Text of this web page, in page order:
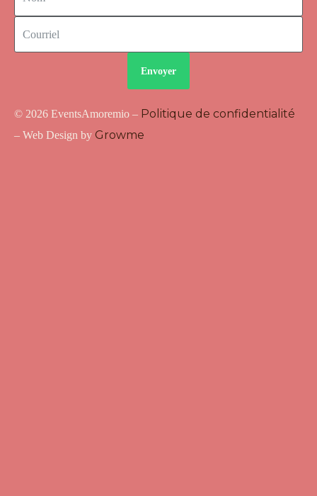
Envoyer
© 2026 EventsAmoremio – Politique de confidentialité
– Web Design by Growme